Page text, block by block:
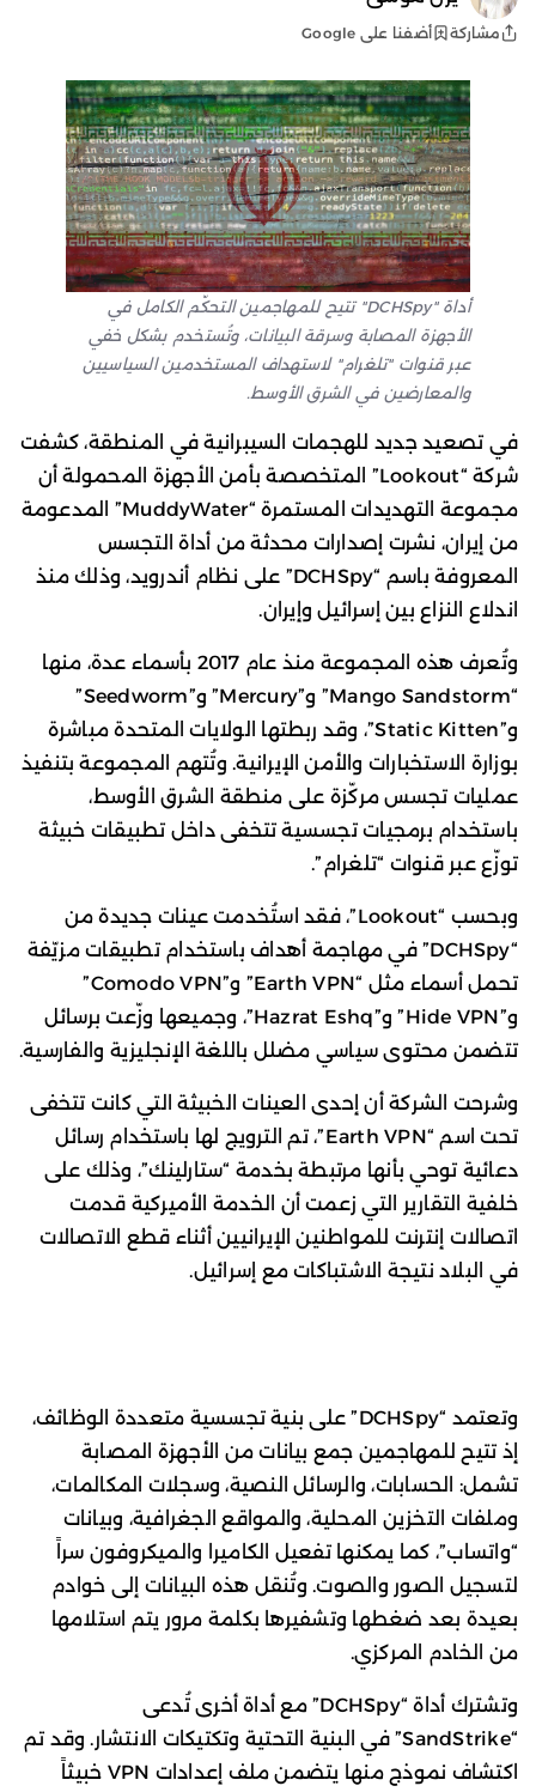
مشاركة أضفنا على Google
أداة "DCHSpy" تتيح للمهاجمين التحكّم الكامل في
الأجهزة المصابة وسرقة البيانات، وتُستخدم بشكل خفي
عبر قنوات "تلغرام" لاستهداف المستخدمين السياسيين
والمعارضين في الشرق الأوسط.
في تصعيد جديد للهجمات السيبرانية في المنطقة، كشفت
شركة “Lookout” المتخصصة بأمن الأجهزة المحمولة أن
مجموعة التهديدات المستمرة “MuddyWater” المدعومة
من إيران، نشرت إصدارات محدثة من أداة التجسس
المعروفة باسم “DCHSpy” على نظام أندرويد، وذلك منذ
اندلاع النزاع بين إسرائيل وإيران.
وتُعرف هذه المجموعة منذ عام 2017 بأسماء عدة، منها
“Mango Sandstorm” و”Mercury” و”Seedworm”
و”Static Kitten”، وقد ربطتها الولايات المتحدة مباشرة
بوزارة الاستخبارات والأمن الإيرانية. وتُتهم المجموعة بتنفيذ
عمليات تجسس مركّزة على منطقة الشرق الأوسط،
باستخدام برمجيات تجسسية تتخفى داخل تطبيقات خبيثة
توزّع عبر قنوات “تلغرام”.
وبحسب “Lookout”، فقد استُخدمت عينات جديدة من
“DCHSpy” في مهاجمة أهداف باستخدام تطبيقات مزيّفة
تحمل أسماء مثل “Earth VPN” و”Comodo VPN”
و”Hide VPN” و”Hazrat Eshq”، وجميعها وزّعت برسائل
تتضمن محتوى سياسي مضلل باللغة الإنجليزية والفارسية.
وشرحت الشركة أن إحدى العينات الخبيثة التي كانت تتخفى
تحت اسم “Earth VPN”، تم الترويج لها باستخدام رسائل
دعائية توحي بأنها مرتبطة بخدمة “ستارلينك”، وذلك على
خلفية التقارير التي زعمت أن الخدمة الأميركية قدمت
اتصالات إنترنت للمواطنين الإيرانيين أثناء قطع الاتصالات
في البلاد نتيجة الاشتباكات مع إسرائيل.
وتعتمد “DCHSpy” على بنية تجسسية متعددة الوظائف،
إذ تتيح للمهاجمين جمع بيانات من الأجهزة المصابة
تشمل: الحسابات، والرسائل النصية، وسجلات المكالمات،
وملفات التخزين المحلية، والمواقع الجغرافية، وبيانات
“واتساب”، كما يمكنها تفعيل الكاميرا والميكروفون سراً
لتسجيل الصور والصوت. وتُنقل هذه البيانات إلى خوادم
بعيدة بعد ضغطها وتشفيرها بكلمة مرور يتم استلامها
من الخادم المركزي.
وتشترك أداة “DCHSpy” مع أداة أخرى تُدعى
“SandStrike” في البنية التحتية وتكتيكات الانتشار. وقد تم
اكتشاف نموذج منها يتضمن ملف إعدادات VPN خبيثاً